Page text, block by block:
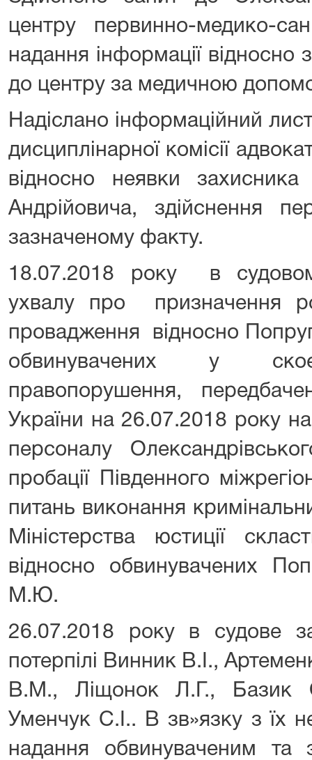
центру первинно-медико-
надання інформації
до центру за медичною
Надіслано інформаційний
дисциплінарної комісії
відносно неявки
Андрійовича, здійснення
зазначеному факту.
18.07.2018 року в
ухвалу про призначення
провадження відносно
обвинувачених у
правопорушення,
України на 26.07.2018 року
персоналу
пробації Південного
питань виконання
Міністерства юстиції
відносно обвинувачених
М.Ю.
26.07.2018 року в судове
потерпілі Винник В.І.,
В.М., Ліщонок Л.Г., Базик
Уменчук С.І.. В зв»язку з їх
надання обвинуваченим та